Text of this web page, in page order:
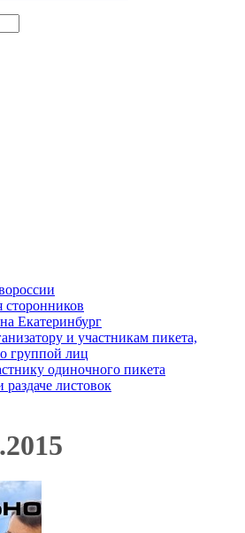
сторонников
Екатеринбург
и участникам пикета,
группой лиц
одиночного пикета
листовок